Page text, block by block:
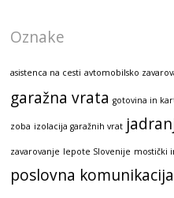
Oznake
asistenca na cesti avtomobilsko
garažna vrata gotovina in
zoba izolacija garažnih vrat
zavarovanje lepote Slovenije mostički
poslovna komunikacija